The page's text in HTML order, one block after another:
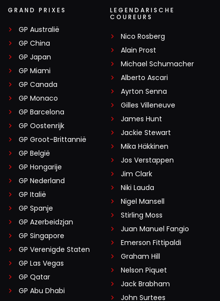
GRAND PRIXES
GP Australië
GP China
GP Japan
GP Miami
GP Canada
GP Monaco
GP Barcelona
GP Oostenrijk
GP Groot-Brittannië
GP België
GP Hongarije
GP Nederland
GP Italië
GP Spanje
GP Azerbeidzjan
GP Singapore
GP Verenigde Staten
GP Las Vegas
GP Qatar
GP Abu Dhabi
LEGENDARISCHE
COUREURS
Nico Rosberg
Alain Prost
Michael Schumacher
Alberto Ascari
Ayrton Senna
Gilles Villeneuve
James Hunt
Jackie Stewart
Mika Häkkinen
Jos Verstappen
Jim Clark
Niki Lauda
Nigel Mansell
Stirling Moss
Juan Manuel Fangio
Emerson Fittipaldi
Graham Hill
Nelson Piquet
Jack Brabham
John Surtees